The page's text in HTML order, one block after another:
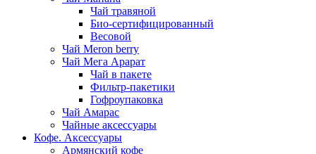
Чай травяной
Био-сертифицированный
Весовой
Чай Meron berry
Чай Мега Арарат
Чай в пакете
Фильтр-пакетики
Гофроупаковка
Чай Амарас
Чайные аксессуары
Кофе. Аксессуары
Армянский кофе